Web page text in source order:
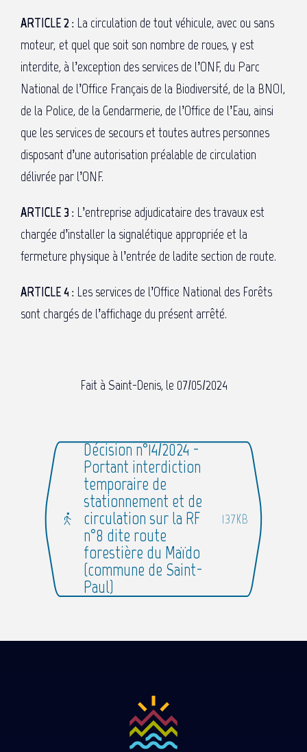
ARTICLE 2 : La circulation de tout véhicule, avec ou sans
moteur, et quel que soit son nombre de roues, y est
interdite, à l’exception des services de l’ONF, du Parc
National de l’Office Français de la Biodiversité, de la BNOI,
de la Police, de la Gendarmerie, de l’Office de l’Eau, ainsi
que les services de secours et toutes autres personnes
disposant d’une autorisation préalable de circulation
délivrée par l’ONF.
ARTICLE 3 : L’entreprise adjudicataire des travaux est
chargée d’installer la signalétique appropriée et la
fermeture physique à l’entrée de ladite section de route.
ARTICLE 4 : Les services de l’Office National des Forêts
sont chargés de l’affichage du présent arrêté.
Fait à Saint-Denis, le 07/05/2024
Décision n°14/2024 -
Portant interdiction
temporaire de
stationnement et de
circulation sur la RF
n°8 dite route
forestière du Maïdo
(commune de Saint-
Paul)
137KB